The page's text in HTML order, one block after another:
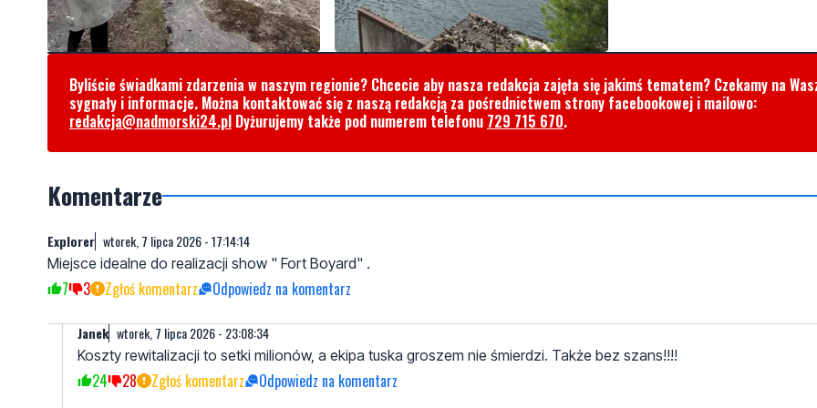
Byliście świadkami zdarzenia w naszym regionie? Chcecie aby nasza redakcja zajęła się jakimś tematem? Czekamy na
sygnały i informacje. Można kontaktować się z naszą redakcją za pośrednictwem strony facebookowej i mailowo:
redakcja@nadmorski24.pl Dyżurujemy także pod numerem telefonu 729 715 670.
Komentarze
Explorer wtorek, 7 lipca 2026 - 17:14:14
Miejsce idealne do realizacji show " Fort Boyard" .
7 3 Zgłoś komentarz Odpowiedz na komentarz
Janek wtorek, 7 lipca 2026 - 23:08:34
Koszty rewitalizacji to setki milionów, a ekipa tuska groszem nie śmierdzi. Także bez szans!!!!
24 28 Zgłoś komentarz Odpowiedz na komentarz